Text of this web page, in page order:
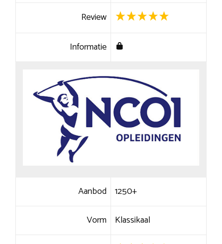
Review
Informatie
Aanbod 1250+
Vorm Klassikaal